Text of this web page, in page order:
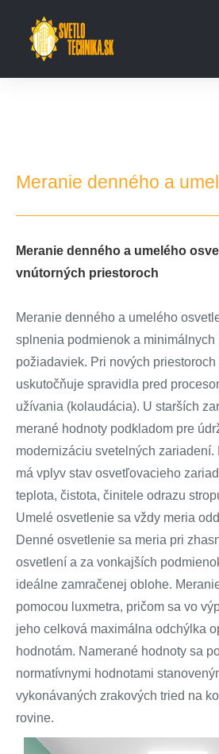
Meranie denného a
Meranie denného a umelého
vnútorných priestoroch
Meranie denného a umelého
splnenia podmienok a minimálnych
požiadaviek. Pri nových
uskutočňuje spravidla pred
užívania (kolaudácia). U starších
merané hodnoty podkladom pre
modernizáciu svetelných zariadení.
má vplyv stav osvetľovacieho
teplota, čistota, činitele odrazu
Umelé osvetlenie sa vždy meria
Denné osvetlenie sa meria pri
osvetlení a za vonkajších
ideálne zamračenej oblohe.
pomocou luxmetra, pričom sa vo
jeho celková maximálna odchýlka
hodnotám. Namerané hodnoty sa
normatívnymi hodnotami
vykonávaných zrakových tried na
rovine.